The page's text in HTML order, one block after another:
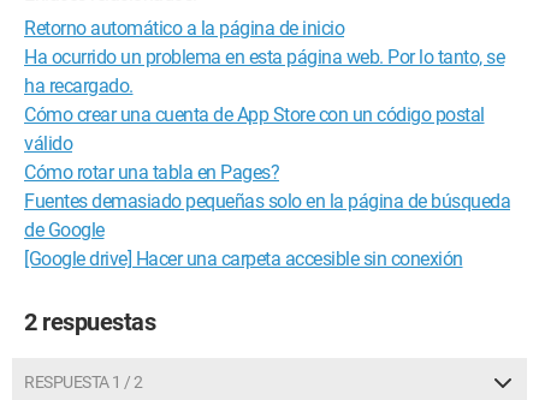
Retorno automático a la página de inicio
Ha ocurrido un problema en esta página web. Por lo tanto, se
ha recargado.
Cómo crear una cuenta de App Store con un código postal
válido
Cómo rotar una tabla en Pages?
Fuentes demasiado pequeñas solo en la página de búsqueda
de Google
[Google drive] Hacer una carpeta accesible sin conexión
2 respuestas
RESPUESTA 1 / 2